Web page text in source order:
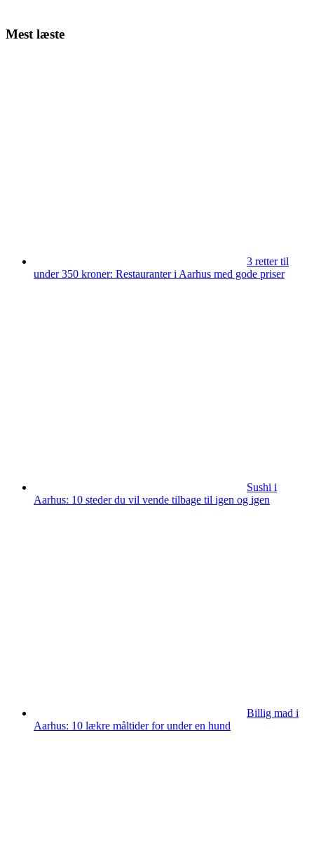
Mest læste
3 retter til
under 350 kroner: Restauranter i Aarhus med gode priser
Sushi i
Aarhus: 10 steder du vil vende tilbage til igen og igen
Billig mad i
Aarhus: 10 lækre måltider for under en hund